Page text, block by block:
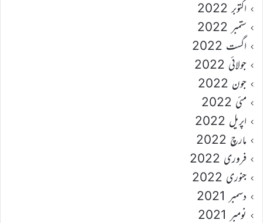
اکتوبر 2022
ستمبر 2022
اگست 2022
جولائی 2022
جون 2022
مئی 2022
اپریل 2022
مارچ 2022
فروری 2022
جنوری 2022
دسمبر 2021
نومبر 2021